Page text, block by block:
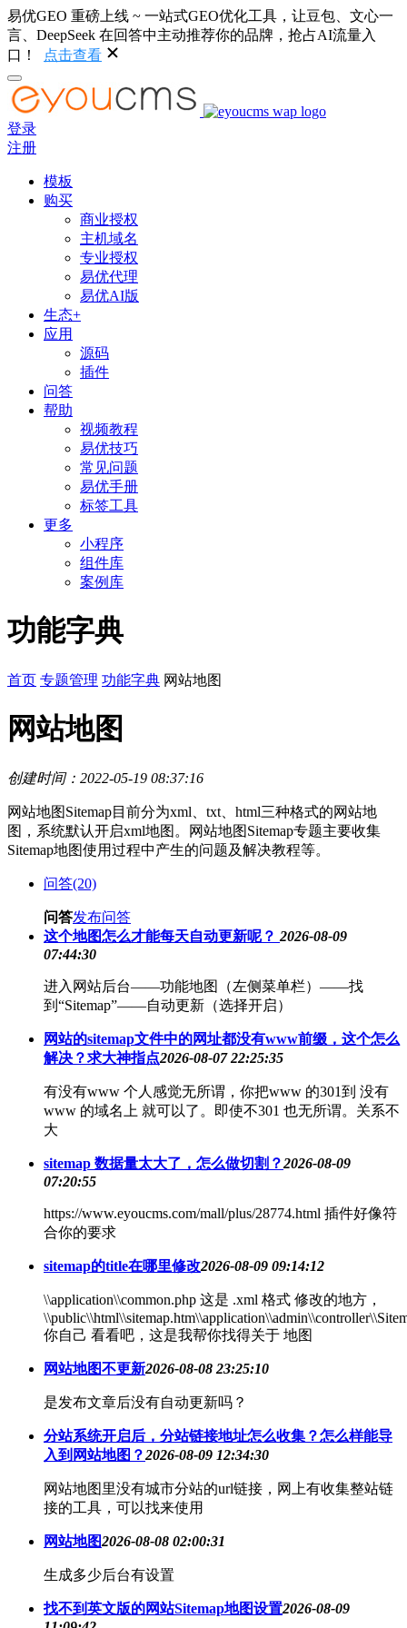
易优GEO 重磅上线 ~ 一站式GEO优化工具，让豆包、文心一
言、DeepSeek 在回答中主动推荐你的品牌，抢占AI流量入
口！
点击查看
登录
注册
模板
购买
商业授权
主机域名
专业授权
易优代理
易优AI版
生态+
应用
源码
插件
问答
帮助
视频教程
易优技巧
常见问题
易优手册
标签工具
更多
小程序
组件库
案例库
功能字典
首页 专题管理 功能字典 网站地图
网站地图
创建时间：2022-05-19 08:37:16
网站地图Sitemap目前分为xml、txt、html三种格式的网站地
图，系统默认开启xml地图。网站地图Sitemap专题主要收集
Sitemap地图使用过程中产生的问题及解决教程等。
问答(20)
问答发布问答
​这个地图怎么才能每天自动更新呢？ 2026-08-09
07:44:30
进入网站后台——功能地图（左侧菜单栏）——找
到“Sitemap”——自动更新（选择开启）
网站的sitemap文件中的网址都没有www前缀，这个怎么
解决？求大神指点2026-08-07 22:25:35
有没有www 个人感觉无所谓，你把www 的301到 没有
www 的域名上 就可以了。即使不301 也无所谓。关系不
大
sitemap 数据量太大了，怎么做切割？2026-08-09
07:20:55
https://www.eyoucms.com/mall/plus/28774.html 插件好像符
合你的要求
sitemap的title在哪里修改2026-08-09 09:14:12
\\application\\common.php 这是 .xml 格式 修改的地方，
你自己 看看吧，这是我帮你找得关于 地图
网站地图不更新2026-08-08 23:25:10
是发布文章后没有自动更新吗？
分站系统开启后，分站链接地址怎么收集？怎么样能导
入到网站地图？2026-08-09 12:34:30
网站地图里没有城市分站的url链接，网上有收集整站链
接的工具，可以找来使用
网站地图2026-08-08 02:00:31
生成多少后台有设置
找不到英文版的网站Sitemap地图设置2026-08-09